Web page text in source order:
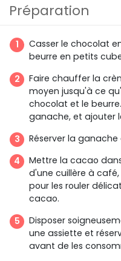
Préparation
Casser le chocolat
beurre en petits
Faire chauffer la
moyen jusqu'à ce
chocolat et le
ganache, et ajouter
Réserver la
Mettre la cacao
d'une cuillère à
pour les rouler
cacao.
Disposer
une assiette et
avant de les